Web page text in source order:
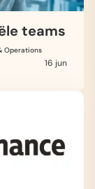
teams
Operations
16 jun